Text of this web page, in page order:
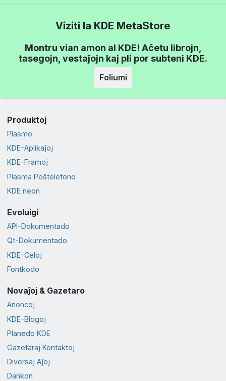
Viziti la KDE MetaStore
Montru vian amon al KDE! Aĉetu librojn,
tasegojn, vestaĵojn kaj pli por subteni KDE.
Foliumi
Produktoj
Plasmo
KDE-Aplikaĵoj
KDE-Framoj
Plasma Poŝtelefono
KDE neon
Evoluigi
API-Dokumentado
Qt-Dokumentado
KDE-Celoj
Fontkodo
Novaĵoj & Gazetaro
Anoncoj
KDE-Blogoj
Planedo KDE
Gazetaraj Kontaktoj
Diversaj Aĵoj
Dankon